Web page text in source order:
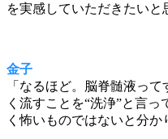
を実感していただきたいと
金子
「なるほど。脳脊髄液っ
く流すことを“洗浄”と言
く怖いものではないと分か